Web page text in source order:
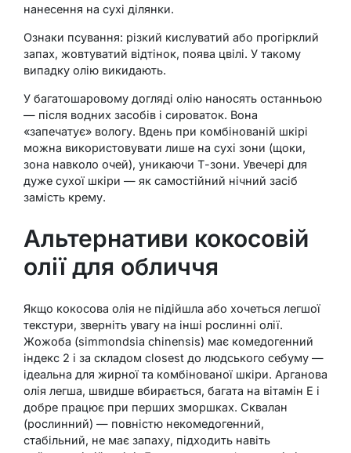
нанесення на сухі ділянки.
Ознаки псування: різкий кислуватий або прогірклий
запах, жовтуватий відтінок, поява цвілі. У такому
випадку олію викидають.
У багатошаровому догляді олію наносять останньою
— після водних засобів і сироваток. Вона
«запечатує» вологу. Вдень при комбінованій шкірі
можна використовувати лише на сухі зони (щоки,
зона навколо очей), уникаючи Т-зони. Увечері для
дуже сухої шкіри — як самостійний нічний засіб
замість крему.
Альтернативи кокосовій
олії для обличчя
Якщо кокосова олія не підійшла або хочеться легшої
текстури, зверніть увагу на інші рослинні олії.
Жожоба (simmondsia chinensis) має комедогенний
індекс 2 і за складом closest до людського себуму —
ідеальна для жирної та комбінованої шкіри. Арганова
олія легша, швидше вбирається, багата на вітамін E і
добре працює при перших зморшках. Сквалан
(рослинний) — повністю некомедогенний,
стабільний, не має запаху, підходить навіть